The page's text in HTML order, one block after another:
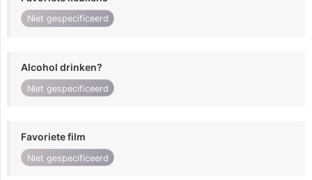
Niet gespecificeerd
Alcohol drinken?
Niet gespecificeerd
Favoriete film
Niet gespecificeerd